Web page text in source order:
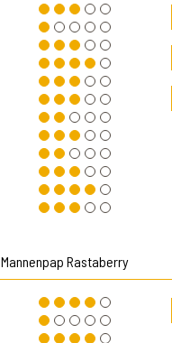
Mannenpap Rastaberry